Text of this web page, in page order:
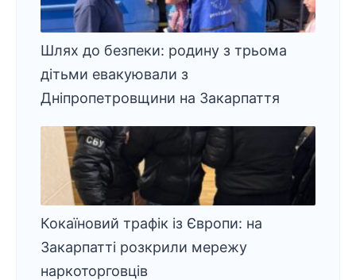
Шлях до безпеки: родину з трьома
дітьми евакуювали з
Дніпропетровщини на Закарпаття
Кокаїновий трафік із Європи: на
Закарпатті розкрили мережу
наркоторговців